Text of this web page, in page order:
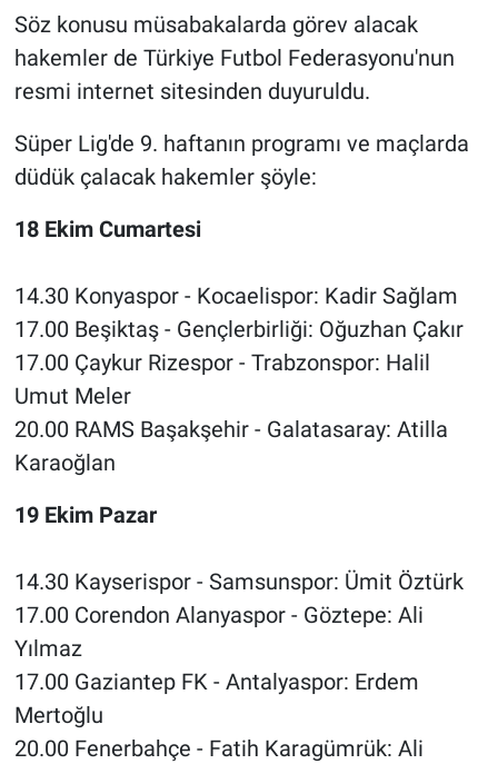
Söz konusu müsabakalarda görev alacak
hakemler de Türkiye Futbol Federasyonu'nun
resmi internet sitesinden duyuruldu.
Süper Lig'de 9. haftanın programı ve maçlarda
düdük çalacak hakemler şöyle:
18 Ekim Cumartesi
14.30 Konyaspor - Kocaelispor: Kadir Sağlam
17.00 Beşiktaş - Gençlerbirliği: Oğuzhan Çakır
17.00 Çaykur Rizespor - Trabzonspor: Halil
Umut Meler
20.00 RAMS Başakşehir - Galatasaray: Atilla
Karaoğlan
19 Ekim Pazar
14.30 Kayserispor - Samsunspor: Ümit Öztürk
17.00 Corendon Alanyaspor - Göztepe: Ali
Yılmaz
17.00 Gaziantep FK - Antalyaspor: Erdem
Mertoğlu
20.00 Fenerbahçe - Fatih Karagümrük: Ali